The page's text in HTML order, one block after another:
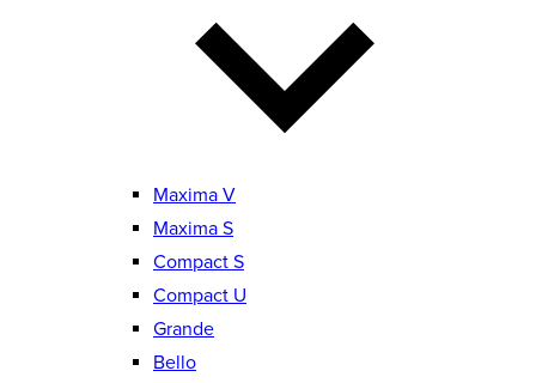
Maxima V
Maxima S
Compact S
Compact U
Grande
Bello